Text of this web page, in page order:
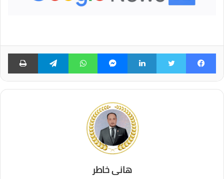
فيسبوك لينكدإن ماسنجر واتساب تيلقرام
هانى خاطر